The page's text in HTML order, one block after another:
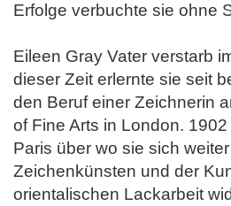
Erfolge verbuchte sie ohne
Eileen Gray Vater verstarb
dieser Zeit erlernte sie seit
den Beruf einer Zeichnerin
of Fine Arts in London.
Paris über wo sie sich
Zeichenkünsten und der
orientalischen Lackarbeit